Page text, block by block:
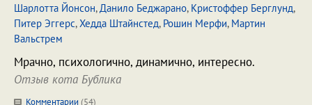
Шарлотта Йонсон,Данило Беджарано, Кристоффер Берглунд,
Питер Эггерс,Хедда Штайнстед, Рошин Мерфи, Мартин
Вальстрем
Мрачно, психологично, динамично, интересно.
Отзыв кота Бублика
Комментарии (54)